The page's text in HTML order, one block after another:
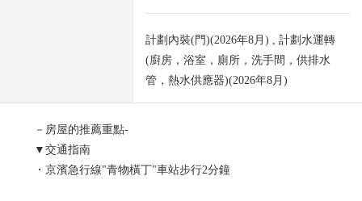
計劃內裝(門)(2026年8月) , 計劃水運轉
(廚房，浴室，廁所，洗手間，供排水
管，熱水供應器)(2026年8月)
－房屋的推薦重點-
▼交通指南
・京濱急行線"青物橫丁"車站步行2分鐘